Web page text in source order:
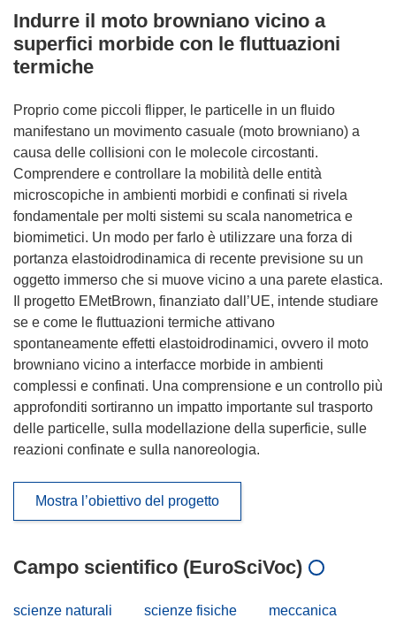
Indurre il moto browniano vicino a
superfici morbide con le fluttuazioni
termiche
Proprio come piccoli flipper, le particelle in un fluido
manifestano un movimento casuale (moto browniano) a
causa delle collisioni con le molecole circostanti.
Comprendere e controllare la mobilità delle entità
microscopiche in ambienti morbidi e confinati si rivela
fondamentale per molti sistemi su scala nanometrica e
biomimetici. Un modo per farlo è utilizzare una forza di
portanza elastoidrodinamica di recente previsione su un
oggetto immerso che si muove vicino a una parete elastica.
Il progetto EMetBrown, finanziato dall’UE, intende studiare
se e come le fluttuazioni termiche attivano
spontaneamente effetti elastoidrodinamici, ovvero il moto
browniano vicino a interfacce morbide in ambienti
complessi e confinati. Una comprensione e un controllo più
approfonditi sortiranno un impatto importante sul trasporto
delle particelle, sulla modellazione della superficie, sulle
reazioni confinate e sulla nanoreologia.
Mostra l’obiettivo del progetto
Campo scientifico (EuroSciVoc)
scienze naturali scienze fisiche meccanica